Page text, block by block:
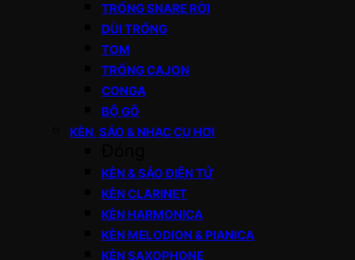
TRỐNG SNARE RỜI
DÙI TRỐNG
TOM
TRỐNG CAJON
CONGA
BỘ GÕ
KÈN, SÁO & NHẠC CỤ HƠI
KÈN & SÁO ĐIỆN TỬ
KÈN CLARINET
KÈN HARMONICA
KÈN MELODION & PIANICA
KÈN SAXOPHONE